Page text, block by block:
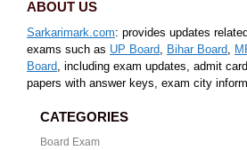
ABOUT US
Sarkarimark.com: provides updates
exams such as UP Board, Bihar Board,
Board, including exam updates, admit
papers with answer keys, exam city
CATEGORIES
Board Exam